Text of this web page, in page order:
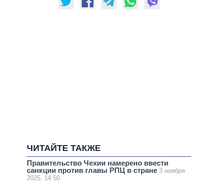
ЧИТАЙТЕ ТАКЖЕ
Правительство Чехии намерено ввести
санкции против главы РПЦ в стране 3 ноября
2025, 14:50